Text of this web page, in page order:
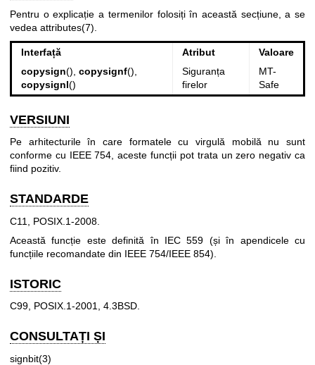
Pentru o explicație a termenilor folosiți în această secțiune, a se
vedea attributes(7)
Interfață Atribut
Valoare
copysign(), copysignf(),
copysignl()
Siguranța
firelor
MT-
Safe
VERSIUNI
Pe arhitecturile în care formatele cu virgulă mobilă nu sunt
conforme cu IEEE 754, aceste funcții pot trata un zero negativ ca
fiind pozitiv.
STANDARDE
C11, POSIX.1-2008.
Această funcție este definită în IEC 559 (și în apendicele cu
funcțiile recomandate din IEEE 754/IEEE 854).
ISTORIC
C99, POSIX.1-2001, 4.3BSD.
CONSULTAȚI ȘI
signbit(3)